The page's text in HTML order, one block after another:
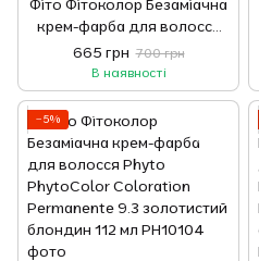
Фіто Фітоколор Безаміачна
крем-фарба для волосся
Phyto PhytoColor
Coloration Permanente 9
Блондин 112 мл
665 грн 700 грн
В наявності
−5%